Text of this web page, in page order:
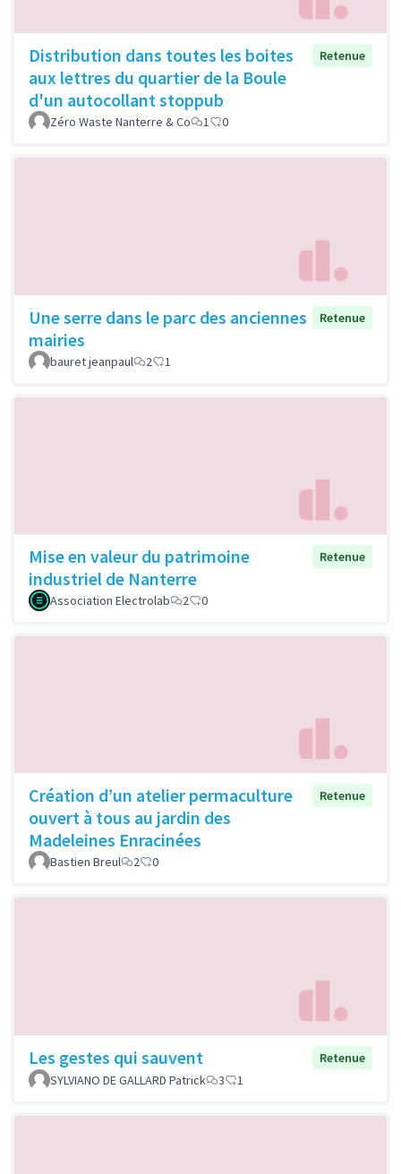
Distribution dans toutes les boites
aux lettres du quartier de la Boule
d'un autocollant stoppub
Retenue
Zéro Waste Nanterre & Co 1 0
Une serre dans le parc des anciennes
mairies
Retenue
bauret jeanpaul 2 1
Mise en valeur du patrimoine
industriel de Nanterre
Retenue
Association Electrolab 2 0
Création d’un atelier permaculture
ouvert à tous au jardin des
Madeleines Enracinées
Retenue
Bastien Breul 2 0
Les gestes qui sauvent
Retenue
SYLVIANO DE GALLARD Patrick
3 1